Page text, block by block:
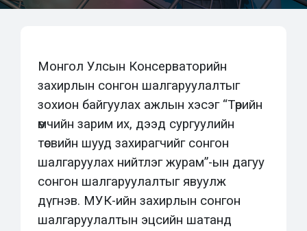
Монгол Улсын Консерваторийн
захирлын сонгон шалгаруулалтыг
зохион байгуулах ажлын хэсэг “Төрийн
өмчийн зарим их, дээд сургуулийн
төсвийн шууд захирагчийг сонгон
шалгаруулах нийтлэг журам”-ын дагуу
сонгон шалгаруулалтыг явуулж
дүгнэв. МУК-ийн захирлын сонгон
шалгаруулалтын эцсийн шатанд